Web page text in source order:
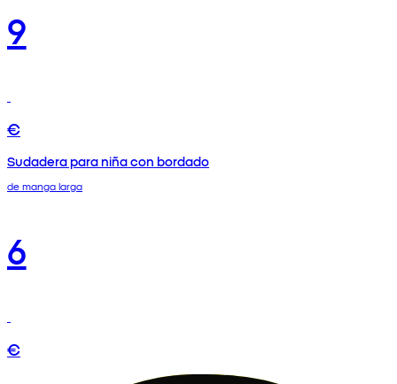
9
€
Sudadera para niña con bordado
de manga larga
6
€